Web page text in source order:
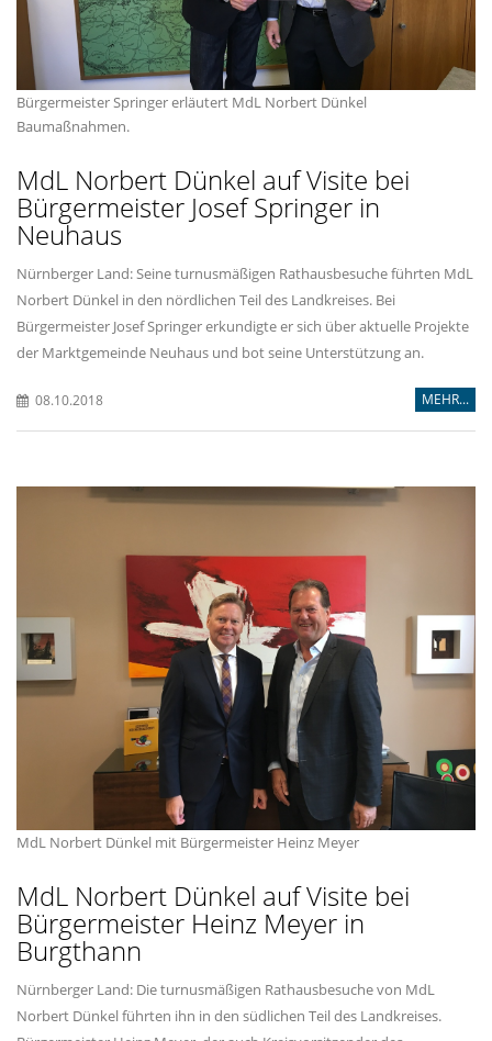
Bürgermeister Springer erläutert MdL Norbert Dünkel
Baumaßnahmen.
MdL Norbert Dünkel auf Visite bei
Bürgermeister Josef Springer in
Neuhaus
Nürnberger Land: Seine turnusmäßigen Rathausbesuche führten MdL
Norbert Dünkel in den nördlichen Teil des Landkreises. Bei
Bürgermeister Josef Springer erkundigte er sich über aktuelle Projekte
der Marktgemeinde Neuhaus und bot seine Unterstützung an.
08.10.2018 MEHR...
MdL Norbert Dünkel mit Bürgermeister Heinz Meyer
MdL Norbert Dünkel auf Visite bei
Bürgermeister Heinz Meyer in
Burgthann
Nürnberger Land: Die turnusmäßigen Rathausbesuche von MdL
Norbert Dünkel führten ihn in den südlichen Teil des Landkreises.